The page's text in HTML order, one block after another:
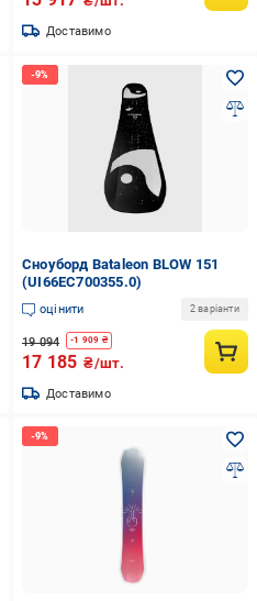
Доставимо
Сноуборд Bataleon BLOW 151
(UI66EC700355.0)
оцінити 2 варіанти
19 094 -1 909 ₴
17 185 ₴/шт.
Доставимо